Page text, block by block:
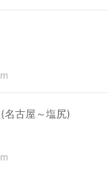
名古屋～塩尻)